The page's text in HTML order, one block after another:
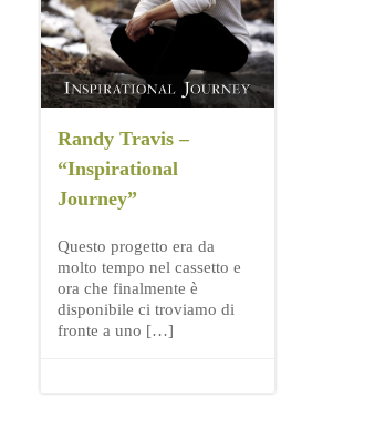
Randy Travis –
“Inspirational
Journey”
Questo progetto era da
molto tempo nel cassetto e
ora che finalmente è
disponibile ci troviamo di
fronte a uno […]